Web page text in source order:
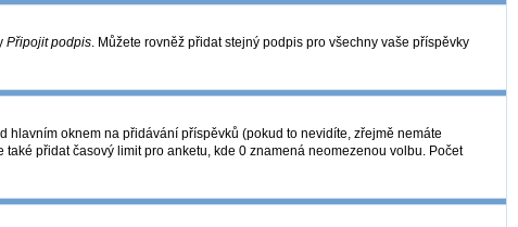
Připojit podpis. Můžete rovněž přidat stejný podpis pro všechny vaše příspěvky
hlavním oknem na přidávání příspěvků (pokud to nevidíte, zřejmě nemáte
také přidat časový limit pro anketu, kde 0 znamená neomezenou volbu. Počet